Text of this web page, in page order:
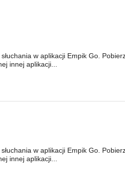
w aplikacji Empik Go.
innej aplikacji...
w aplikacji Empik Go.
innej aplikacji...